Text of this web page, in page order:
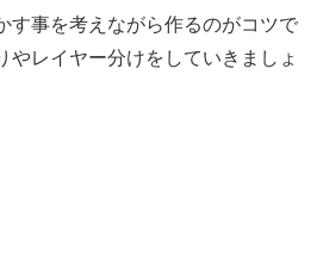
す事を考えながら作るのがコツで
やレイヤー分けをしていきましょ